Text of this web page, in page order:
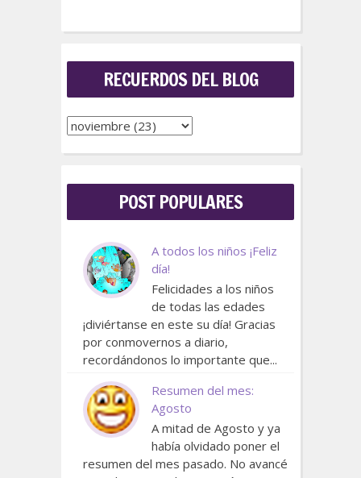
RECUERDOS DEL BLOG
POST POPULARES
A todos los niños ¡Feliz
día!
Felicidades a los niños
de todas las edades
¡diviértanse en este su día! Gracias
por conmovernos a diario,
recordándonos lo importante que...
Resumen del mes:
Agosto
A mitad de Agosto y ya
había olvidado poner el
resumen del mes pasado. No avancé